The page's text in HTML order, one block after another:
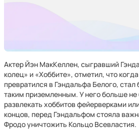
Актер Йэн МакКеллен, сыгравший
колец» и «Хоббите», отметил, что
превратился в Гэндальфа Белого,
таким приземленным. У него больше
развлекать хоббитов фейерверками
концов, перед Гэндальфом стояла
Фродо уничтожить Кольцо Всевластия.